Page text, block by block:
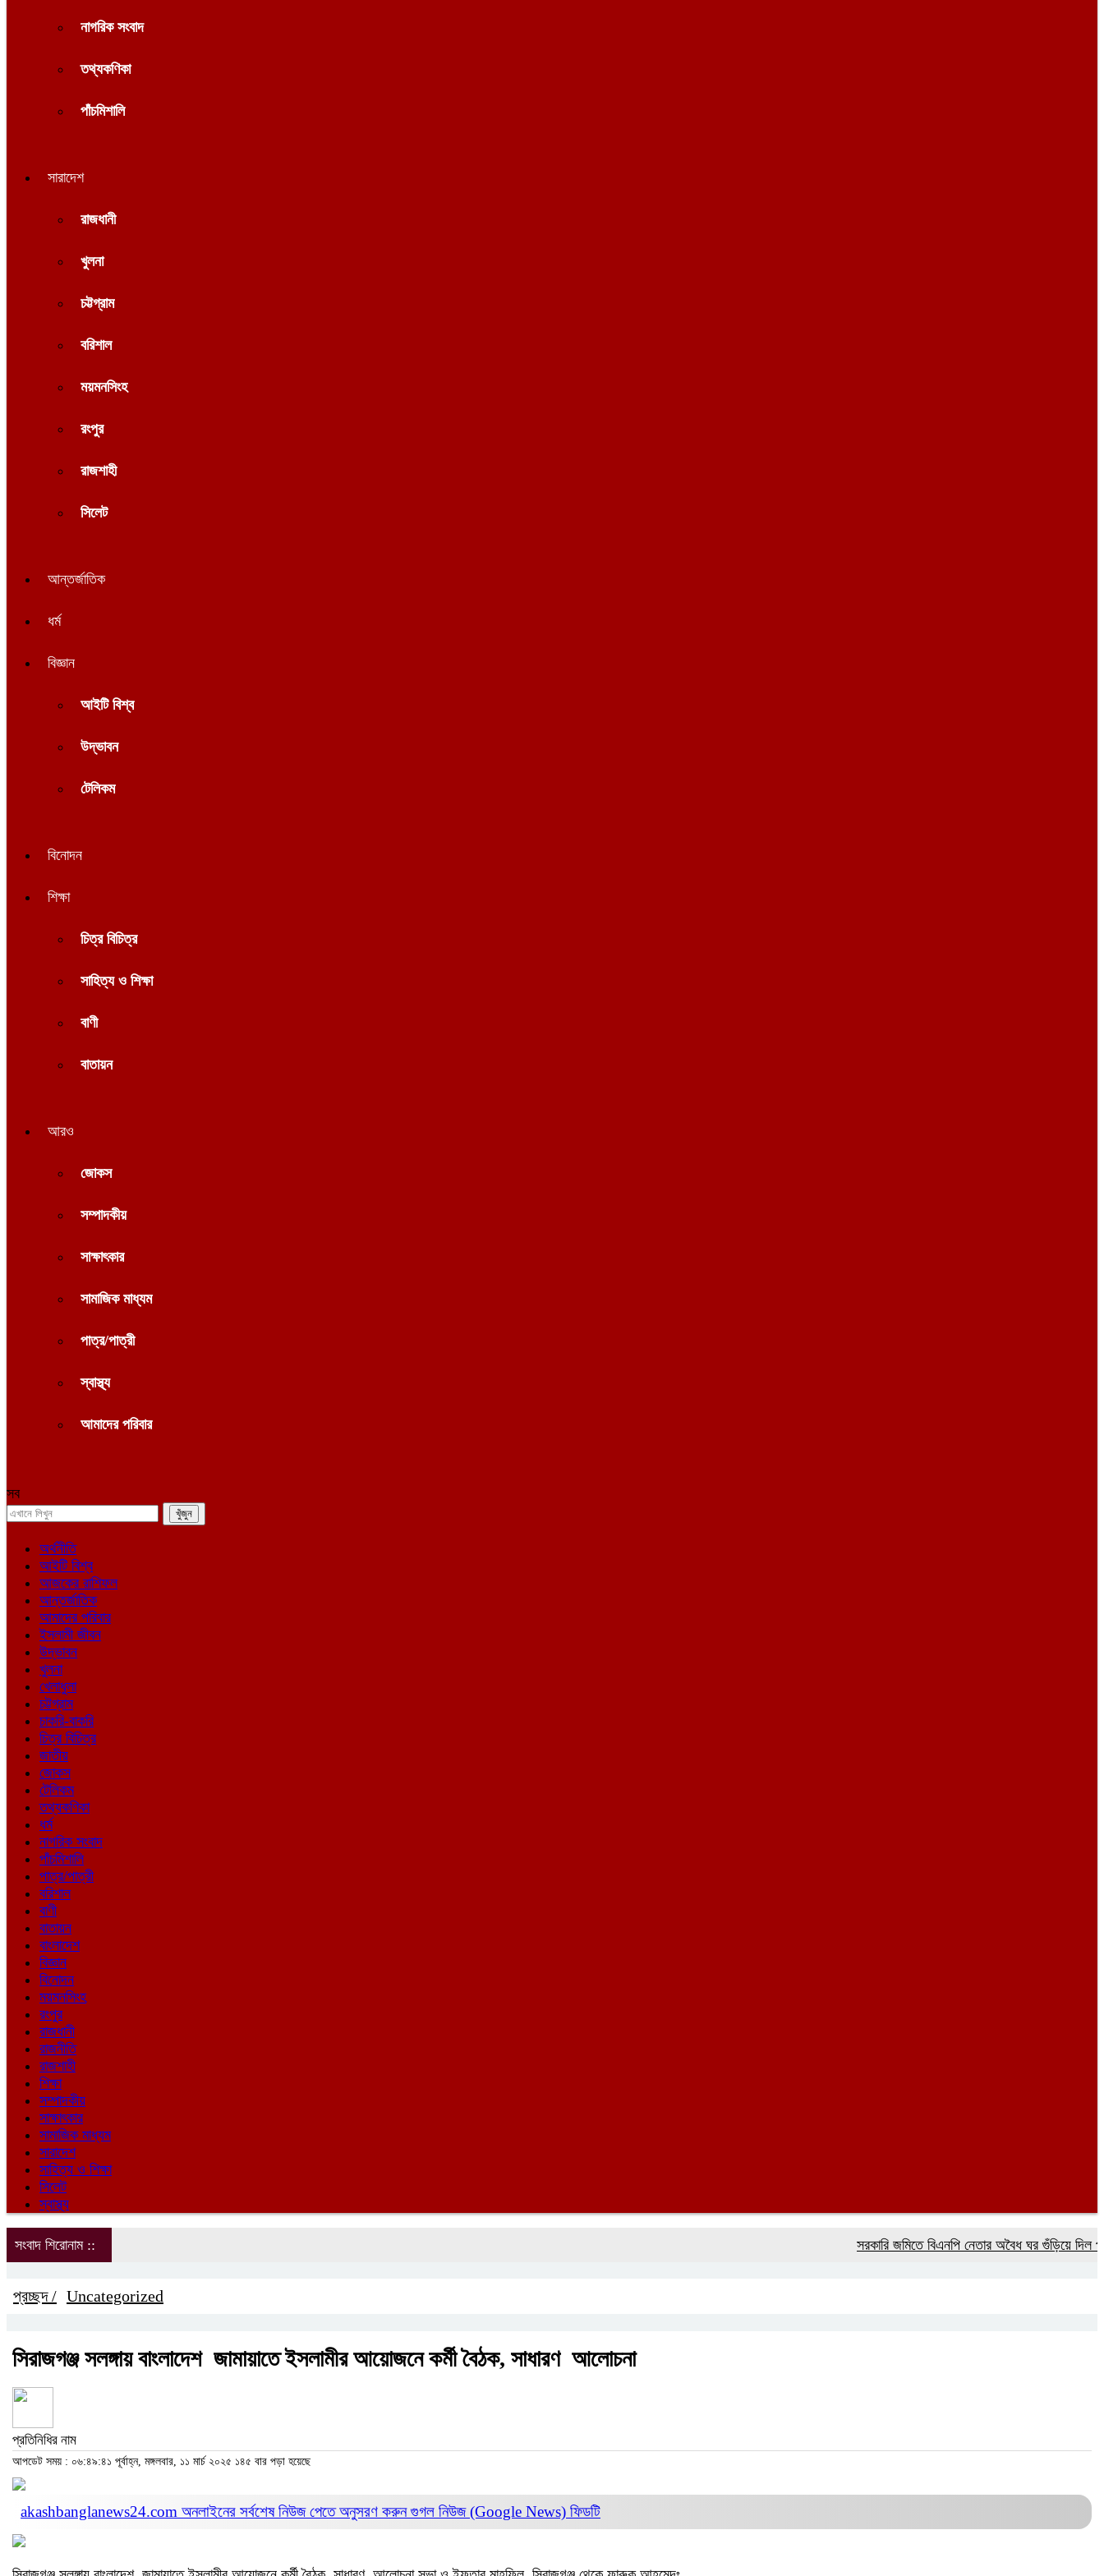
নাগরিক সংবাদ
তথ্যকণিকা
পাঁচমিশালি
সারাদেশ
রাজধানী
খুলনা
চট্টগ্রাম
বরিশাল
ময়মনসিংহ
রংপুর
রাজশাহী
সিলেট
আন্তর্জাতিক
ধর্ম
বিজ্ঞান
আইটি বিশ্ব
উদ্ভাবন
টেলিকম
বিনোদন
শিক্ষা
চিত্র বিচিত্র
সাহিত্য ও শিক্ষা
বাণী
বাতায়ন
আরও
জোকস
সম্পাদকীয়
সাক্ষাৎকার
সামাজিক মাধ্যম
পাত্র/পাত্রী
স্বাস্থ্য
আমাদের পরিবার
সব
অর্থনীতি
আইটি বিশ্ব
আজকের রাশিফল
আন্তর্জাতিক
আমাদের পরিবার
ইসলামী জীবন
উদ্ভাবন
খুলনা
খেলাধুলা
চট্টগ্রাম
চাকরি-বাকরি
চিত্র বিচিত্র
জাতীয়
জোকস
টেলিকম
তথ্যকণিকা
ধর্ম
নাগরিক সংবাদ
পাঁচমিশালি
পাত্র/পাত্রী
বরিশাল
বাণী
বাতায়ন
বাংলাদেশ
বিজ্ঞান
বিনোদন
ময়মনসিংহ
রংপুর
রাজধানী
রাজনীতি
রাজশাহী
শিক্ষা
সম্পাদকীয়
সাক্ষাৎকার
সামাজিক মাধ্যম
সারাদেশ
সাহিত্য ও শিক্ষা
সিলেট
স্বাস্থ্য
সংবাদ শিরোনাম :: সরকারি জমিতে বিএনপি নেতার অবৈধ ঘর গুঁড়িয়ে দিল প্রশাসন
প্রচ্ছদ / Uncategorized
সিরাজগঞ্জ সলঙ্গায় বাংলাদেশ জামায়াতে ইসলামীর আয়োজনে কর্মী বৈঠক, সাধারণ আলোচনা
প্রতিনিধির নাম
আপডেট সময় : ০৬:৪৯:৪১ পূর্বাহ্ন, মঙ্গলবার, ১১ মার্চ ২০২৫ ১৪৫ বার পড়া হয়েছে
akashbanglanews24.com অনলাইনের সর্বশেষ নিউজ পেতে অনুসরণ করুনগুগল নিউজ (Google News) ফিডটি